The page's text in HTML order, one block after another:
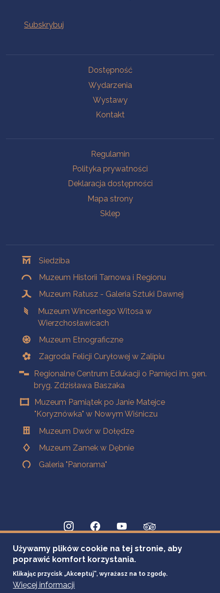
Dostępność
Wydarzenia
Wystawy
Kontakt
Regulamin
Polityka prywatności
Deklaracja dostępności
Mapa strony
Sklep
Siedziba
Muzeum Historii Tarnowa i Regionu
Muzeum Ratusz - Galeria Sztuki Dawnej
Muzeum Wincentego Witosa w
Wierzchosławicach
Muzeum Etnograficzne
Zagroda Felicji Curyłowej w Zalipiu
Regionalne Centrum Edukacji o Pamięci im. gen.
bryg. Zdzisława Baszaka
Muzeum Pamiątek po Janie Matejce
"Koryznówka" w Nowym Wiśniczu
Muzeum Dwór w Dołędze
Muzeum Zamek w Dębnie
Galeria "Panorama"
Używamy plików cookie na tej stronie, aby
poprawić komfort korzystania.
Klikając przycisk „Akceptuj”, wyrażasz na to zgodę.
Więcej informacji